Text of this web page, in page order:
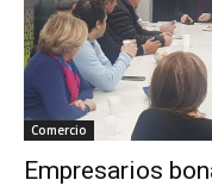
Comercio
Empresarios